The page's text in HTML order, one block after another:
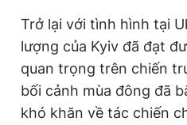
Trở lại với tình hình tại
lượng của Kyiv đã đạt
quan trọng trên chiến
bối cảnh mùa đông đã
khó khăn về tác chiến